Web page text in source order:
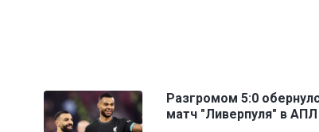
Разгромом 5:0
матч "Ливерпуля" в АПЛ